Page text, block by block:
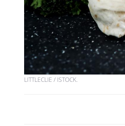
LITTLECLIE / ISTOCK.